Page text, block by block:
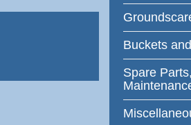
Buckets
Spare